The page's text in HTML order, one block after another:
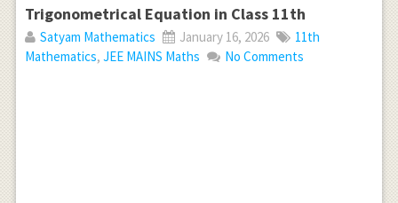
Trigonometrical Equation in Class 11th
Satyam Mathematics January 16, 2026
11th
Mathematics, JEE MAINS Maths No Comments